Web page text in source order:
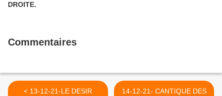
DROITE.
Commentaires
< 13-12-21-LE DESIR
14-12-21- CANTIQUE DES